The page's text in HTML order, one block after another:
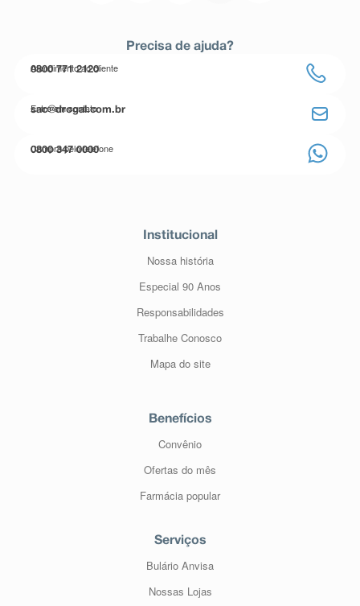
Precisa de ajuda?
Atendimento ao cliente
0800 771 2120
Entre em contato
sac@drogal.com.br
Compre pelo telefone
0800 347 0000
Institucional
Nossa história
Especial 90 Anos
Responsabilidades
Trabalhe Conosco
Mapa do site
Benefícios
Convênio
Ofertas do mês
Farmácia popular
Serviços
Bulário Anvisa
Nossas Lojas